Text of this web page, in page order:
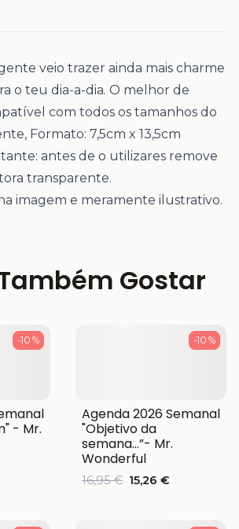
veio trazer ainda mais charme
o teu dia-a-dia. O melhor de
com todos os tamanhos do
Formato: 7,5cm x 13,5cm
antes de o utilizares remove
transparente.
imagem e meramente ilustrativo.
Gostar
-10 %
- Mr.
-10 %
Agenda 2026 Semanal
"Objetivo da
semana…”- Mr.
Wonderful
16,95 € 15,26 €